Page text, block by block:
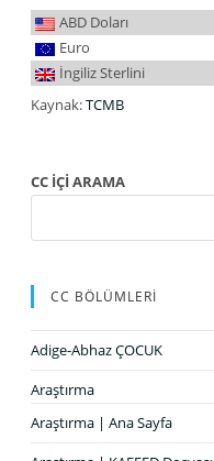
ABD Doları
Euro
İngiliz Sterlini
Kaynak:TCMB
CC İÇİ ARAMA
CC BÖLÜMLERİ
Adige-Abhaz ÇOCUK
Araştırma
Araştırma | Ana Sayfa